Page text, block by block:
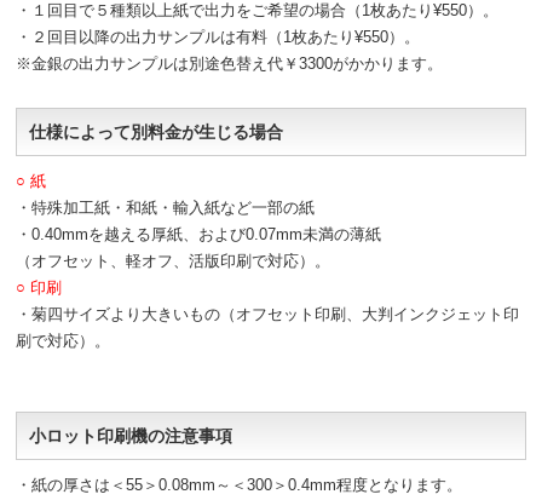
・１回目で５種類以上紙で出力をご希望の場合（1枚あたり¥550）。
・２回目以降の出力サンプルは有料（1枚あたり¥550）。
※金銀の出力サンプルは別途色替え代￥3300がかかります。
仕様によって別料金が生じる場合
○ 紙
・特殊加工紙・和紙・輸入紙など一部の紙
・0.40mmを越える厚紙、および0.07mm未満の薄紙
（オフセット、軽オフ、活版印刷で対応）。
○ 印刷
・菊四サイズより大きいもの（オフセット印刷、大判インクジェット印
刷で対応）。
小ロット印刷機の注意事項
・紙の厚さは＜55＞0.08mm～＜300＞0.4mm程度となります。